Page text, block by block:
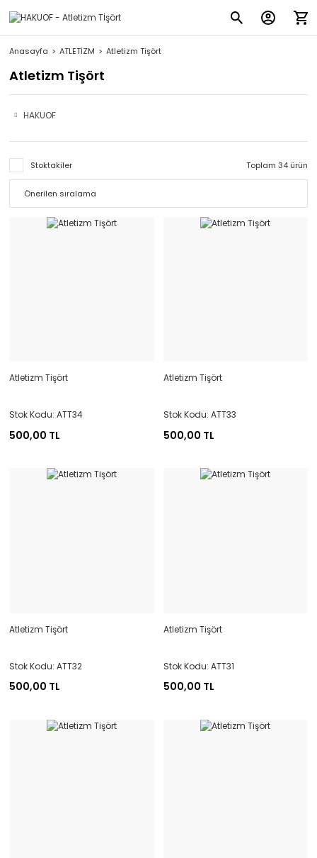
Anasayfa ATLETİZM Atletizm Tişört
Atletizm Tişört
HAKUOF
Stoktakiler Toplam 34 ürün
Atletizm Tişört
Stok Kodu: ATT34
500,00 TL
Atletizm Tişört
Stok Kodu: ATT33
500,00 TL
Atletizm Tişört
Stok Kodu: ATT32
500,00 TL
Atletizm Tişört
Stok Kodu: ATT31
500,00 TL